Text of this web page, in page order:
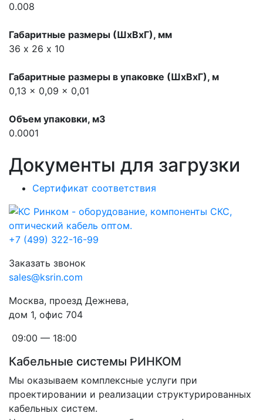
0.008
Габаритные размеры (ШхВхГ), мм
36 х 26 х 10
Габаритные размеры в упаковке (ШхВхГ), м
0,13 x 0,09 x 0,01
Объем упаковки, м3
0.0001
Документы для загрузки
Сертификат соответствия
+7 (499) 322-16-99
Заказать звонок
sales@ksrin.com
Москва, проезд Дежнева,
дом 1, офис 704
09:00 — 18:00
Кабельные системы РИНКОМ
Мы оказываем комплексные услуги при
проектировании и реализации структурированных
кабельных систем.